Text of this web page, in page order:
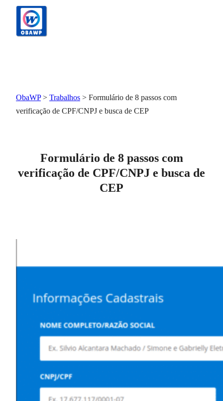
ObaWP> Trabalhos > Formulário de 8 passos com
verificação de CPF/CNPJ e busca de CEP
Formulário de 8 passos com
verificação de CPF/CNPJ e busca de
CEP